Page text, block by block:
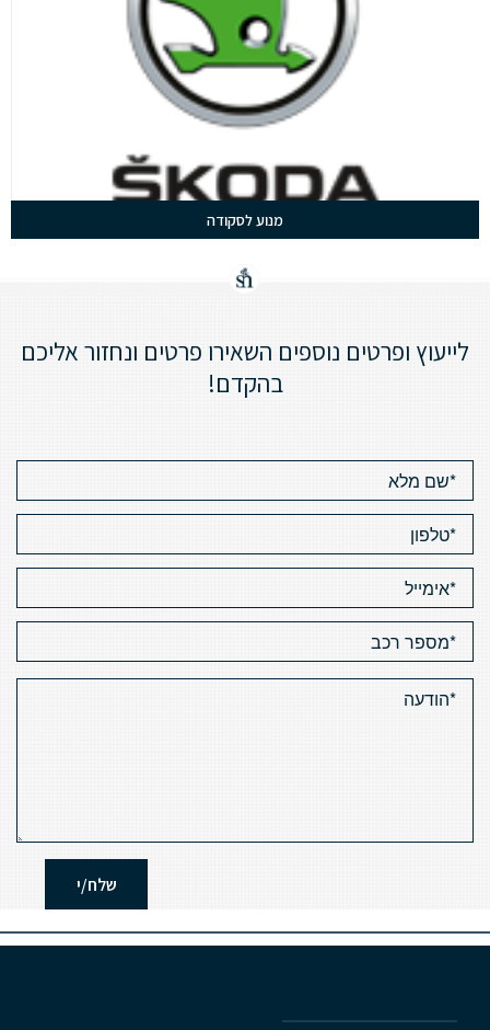
מנוע לסקודה
לייעוץ ופרטים נוספים השאירו פרטים ונחזור אליכם
בהקדם!